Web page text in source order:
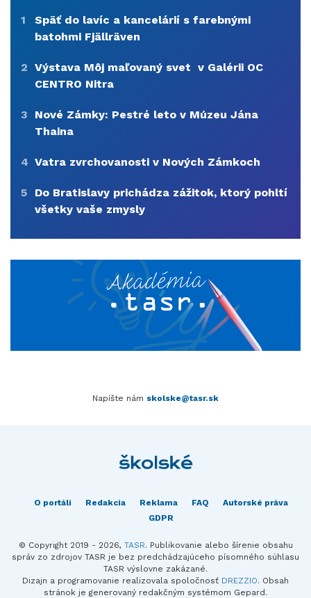
1
Späť do lavíc a kancelárií s farebnými
batohmi Fjällräven
2 Výstava Môj maľovaný svet v Galérii OC
CENTRO Nitra
3
Nové Zámky: Pestré leto v Múzeu Jána
Thaina
4 Vatra zvrchovanosti v Nových Zámkoch
5
Do Bratislavy prichádza zážitok, ktorý pohltí
všetky vaše zmysly
Napíšte nám skolske@tasr.sk
O portáli Redakcia Reklama FAQ
Autorské práva
GDPR
© Copyright 2019 - 2026, TASR. Publikovanie alebo šírenie obsahu
správ zo zdrojov TASR je bez predchádzajúceho písomného súhlasu
TASR výslovne zakázané.
Dizajn a programovanie realizovala spoločnosť DREZZIO. Obsah
stránok je generovaný redakčným systémom Gepard.